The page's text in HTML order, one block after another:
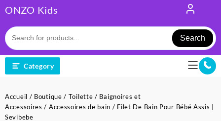
to
content
ONZO Kids
Search
Category
Accueil / Boutique / Toilette / Baignoires et
Accessoires / Accessoires de bain / Filet De Bain Pour Bébé Assis |
Sevibebe